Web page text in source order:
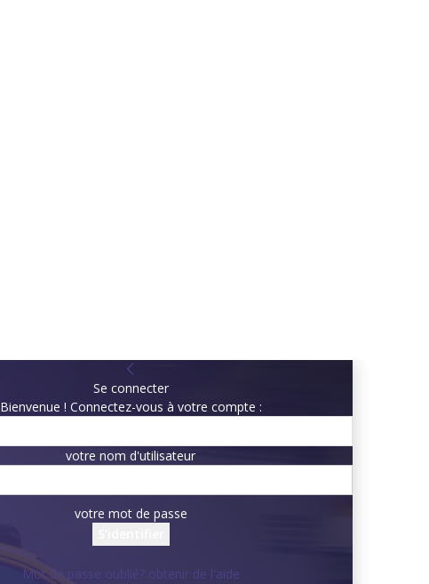
Se connecter
Bienvenue ! Connectez-vous à votre compte :
votre nom d'utilisateur
votre mot de passe
Mot de passe oublié? obtenir de l'aide